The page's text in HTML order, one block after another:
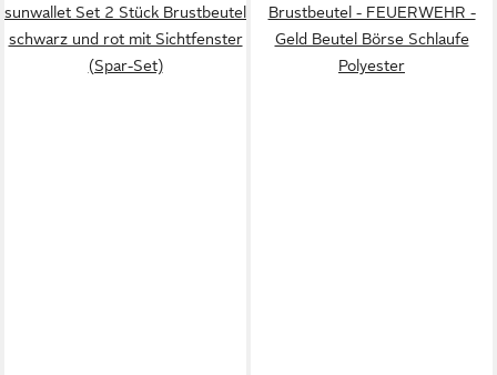
sunwallet Set 2 Stück Brustbeutel
schwarz und rot mit Sichtfenster
(Spar-Set)
Brustbeutel - FEUERWEHR -
Geld Beutel Börse Schlaufe
Polyester